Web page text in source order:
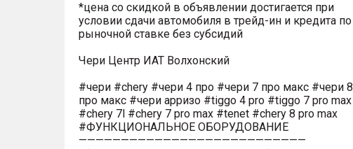
*цена со скидкой в объявлении достигается при
условии сдачи автомобиля в трейд-ин и кредита по
рыночной ставке без субсидий
Чери Центр ИАТ Волхонский
#чери #chery #чери 4 про #чери 7 про макс #чери 8
про макс #чери арризо #tiggo 4 pro #tiggo 7 pro max
#chery 7l #chery 7 pro max #tenet #chery 8 pro max
#ФУНКЦИОНАЛЬНОЕ ОБОРУДОВАНИЕ
———————————————————————————